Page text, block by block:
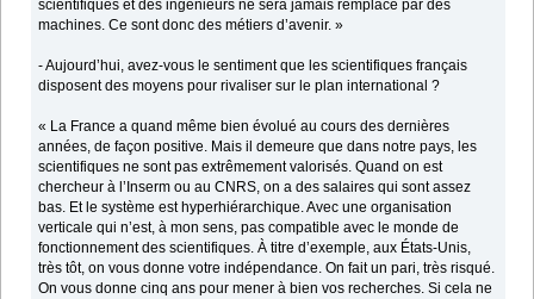
scientifiques et des ingénieurs ne sera jamais remplacé par des
machines. Ce sont donc des métiers d’avenir. »
- Aujourd’hui, avez-vous le sentiment que les scientifiques français
disposent des moyens pour rivaliser sur le plan international ?
« La France a quand même bien évolué au cours des dernières
années, de façon positive. Mais il demeure que dans notre pays, les
scientifiques ne sont pas extrêmement valorisés. Quand on est
chercheur à l’Inserm ou au CNRS, on a des salaires qui sont assez
bas. Et le système est hyperhiérarchique. Avec une organisation
verticale qui n’est, à mon sens, pas compatible avec le monde de
fonctionnement des scientifiques. À titre d’exemple, aux États-Unis,
très tôt, on vous donne votre indépendance. On fait un pari, très risqué.
On vous donne cinq ans pour mener à bien vos recherches. Si cela ne